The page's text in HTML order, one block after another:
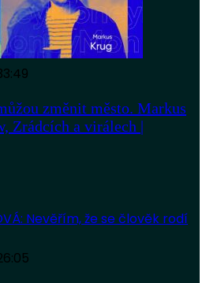
změnit město. Markus
Zrádcích a virálech |